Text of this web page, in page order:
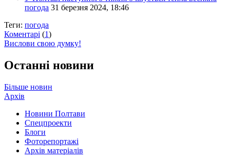
погода 31 березня 2024, 18:46
Теги: погода
Коментарі (1)
Вислови свою думку!
Останні новини
Більше новин
Архів
Новини Полтави
Спецпроекти
Блоги
Фоторепортажі
Архів матеріалів